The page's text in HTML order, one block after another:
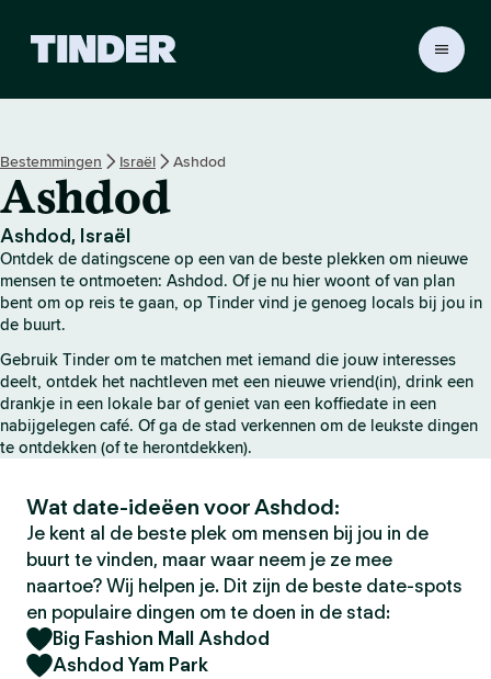
r
e
p
a
n
a
Bestemmingen Israël Ashdod
Ashdod
Ashdod, Israël
Ontdek de datingscene op een van de beste plekken om nieuwe
mensen te ontmoeten: Ashdod. Of je nu hier woont of van plan
bent om op reis te gaan, op Tinder vind je genoeg locals bij jou in
de buurt.
Gebruik Tinder om te matchen met iemand die jouw interesses
deelt, ontdek het nachtleven met een nieuwe vriend(in), drink een
drankje in een lokale bar of geniet van een koffiedate in een
nabijgelegen café. Of ga de stad verkennen om de leukste dingen
te ontdekken (of te herontdekken).
Wat date-ideëen voor Ashdod:
Je kent al de beste plek om mensen bij jou in de
buurt te vinden, maar waar neem je ze mee
naartoe? Wij helpen je. Dit zijn de beste date-spots
en populaire dingen om te doen in de stad:
Big Fashion Mall Ashdod
Ashdod Yam Park